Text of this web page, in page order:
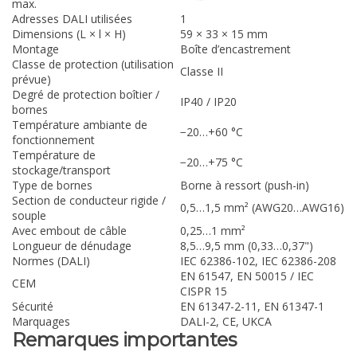
max.
Adresses DALI utilisées
1
Dimensions (L × l × H)
59 × 33 × 15 mm
Montage
Boîte d’encastrement
Classe de protection (utilisation
prévue)
Classe II
Degré de protection boîtier /
bornes
IP40 / IP20
Température ambiante de
fonctionnement
−20…+60 °C
Température de
stockage/transport
−20…+75 °C
Type de bornes
Borne à ressort (push-in)
Section de conducteur rigide /
souple
0,5…1,5 mm² (AWG20…AWG16)
Avec embout de câble
0,25…1 mm²
Longueur de dénudage
8,5…9,5 mm (0,33…0,37")
Normes (DALI)
IEC 62386-102, IEC 62386-208
CEM
EN 61547, EN 50015 / IEC
CISPR 15
Sécurité
EN 61347-2-11, EN 61347-1
Marquages
DALI-2, CE, UKCA
Remarques importantes